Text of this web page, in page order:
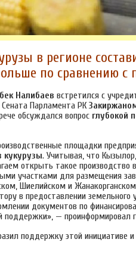
в регионе
по сравнению
Налибаев встретился с
Парламента РК
обсуждался вопрос глубокой
площадки
кукурузы. Учитывая, что
открыть такое
участками для размещения
Шиелийском и
в предоставлении земельного
документов по
поддержки», — проинформировал
поддержку этой инициативе и